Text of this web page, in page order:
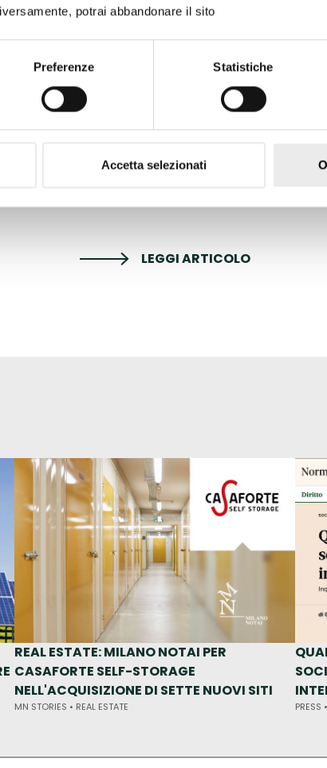
potrai abbandonare il sito
Preferenze Statistiche
Accetta selezionati
Smartness punta a offrire soprattutto a
un sistema di agenti IA a cui delegare
esecutore: “Noi possiamo prendere in
struttura, con l’albergatore che decide il
delega la gestione di tutte le richieste del
sviluppando piani editoriali e altri
delle struttura, o in altri software nostri o
LEGGI ARTICOLO
REAL ESTATE: MILANO NOTAI PER
CASAFORTE SELF-STORAGE
NELL'ACQUISIZIONE DI SETTE NUOVI SITI
MN STORIES • REAL ESTATE PRESS •